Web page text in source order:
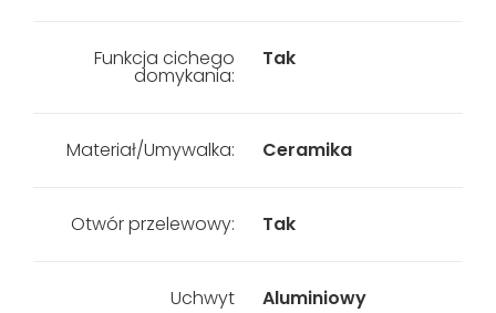
Funkcja cichego
domykania:
Tak
Materiał/Umywalka: Ceramika
Otwór przelewowy: Tak
Uchwyt Aluminiowy